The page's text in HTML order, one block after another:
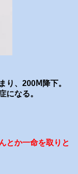
り、200Ⅿ降下。
になる。
とか一命を取りと